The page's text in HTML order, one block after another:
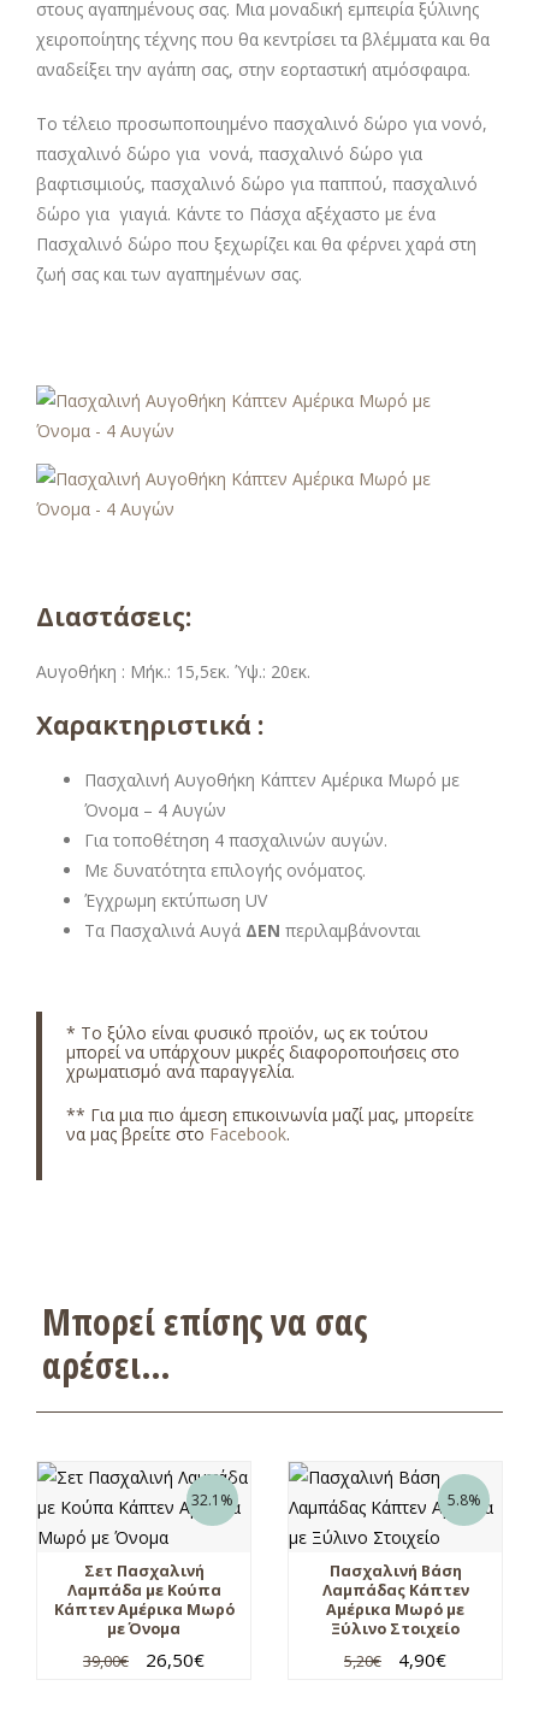
στους αγαπημένους σας. Μια μοναδική εμπειρία ξύλινης
χειροποίητης τέχνης που θα κεντρίσει τα βλέμματα και θα
αναδείξει την αγάπη σας, στην εορταστική ατμόσφαιρα.
Το τέλειο προσωποποιημένο πασχαλινό δώρο για νονό,
πασχαλινό δώρο για νονά, πασχαλινό δώρο για
βαφτισιμιούς, πασχαλινό δώρο για παππού, πασχαλινό
δώρο για γιαγιά. Κάντε το Πάσχα αξέχαστο με ένα
Πασχαλινό δώρο που ξεχωρίζει και θα φέρνει χαρά στη
ζωή σας και των αγαπημένων σας.
Διαστάσεις:
Αυγοθήκη : Μήκ.: 15,5εκ. Ύψ.: 20εκ.
Χαρακτηριστικά :
Πασχαλινή Αυγοθήκη Κάπτεν Αμέρικα Μωρό με
Όνομα – 4 Αυγών
Για τοποθέτηση 4 πασχαλινών αυγών.
Με δυνατότητα επιλογής ονόματος.
Έγχρωμη εκτύπωση UV
Τα Πασχαλινά Αυγά ΔΕΝ περιλαμβάνονται
* Το ξύλο είναι φυσικό προϊόν, ως εκ τούτου
μπορεί να υπάρχουν μικρές διαφοροποιήσεις στο
χρωματισμό ανά παραγγελία.
** Για μια πιο άμεση επικοινωνία μαζί μας, μπορείτε
να μας βρείτε στο Facebook.
Μπορεί επίσης να σας
αρέσει…
32.1%
Σετ Πασχαλινή
Λαμπάδα με Κούπα
Κάπτεν Αμέρικα Μωρό
με Όνομα
39,00€ 26,50€
5.8%
Πασχαλινή Βάση
Λαμπάδας Κάπτεν
Αμέρικα Μωρό με
Ξύλινο Στοιχείο
5,20€ 4,90€